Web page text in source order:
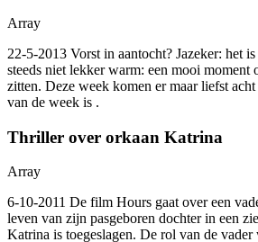
Array
22-5-2013 Vorst in aantocht? Jazeker: het
steeds niet lekker warm: een mooi moment
zitten. Deze week komen er maar liefst
van de week is .
Thriller over orkaan Katrina
Array
6-10-2011 De film Hours gaat over een
leven van zijn pasgeboren dochter in een
Katrina is toegeslagen. De rol van de